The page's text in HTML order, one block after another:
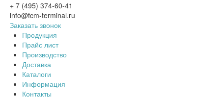
+ 7 (495) 374-60-41
info@fcm-terminal.ru
Заказать звонок
Продукция
Прайс лист
Производство
Доставка
Каталоги
Информация
Контакты